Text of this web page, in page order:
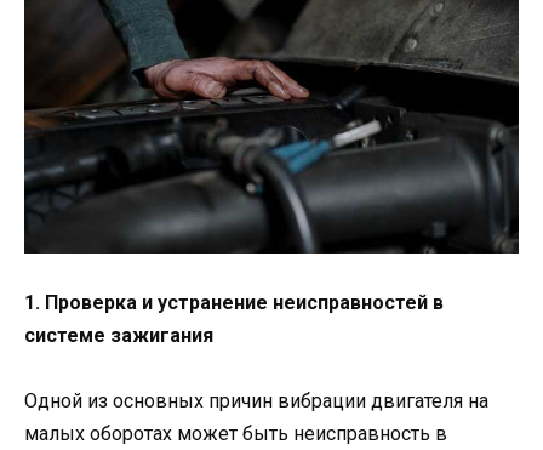
1. Проверка и устранение неисправностей в
системе зажигания
Одной из основных причин вибрации двигателя на
малых оборотах может быть неисправность в